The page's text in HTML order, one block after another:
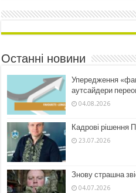
Останні новини
Упередження
аутсайдери
04.08.2026
Кадрові рішення
23.07.2026
Знову страшна
04.07.2026